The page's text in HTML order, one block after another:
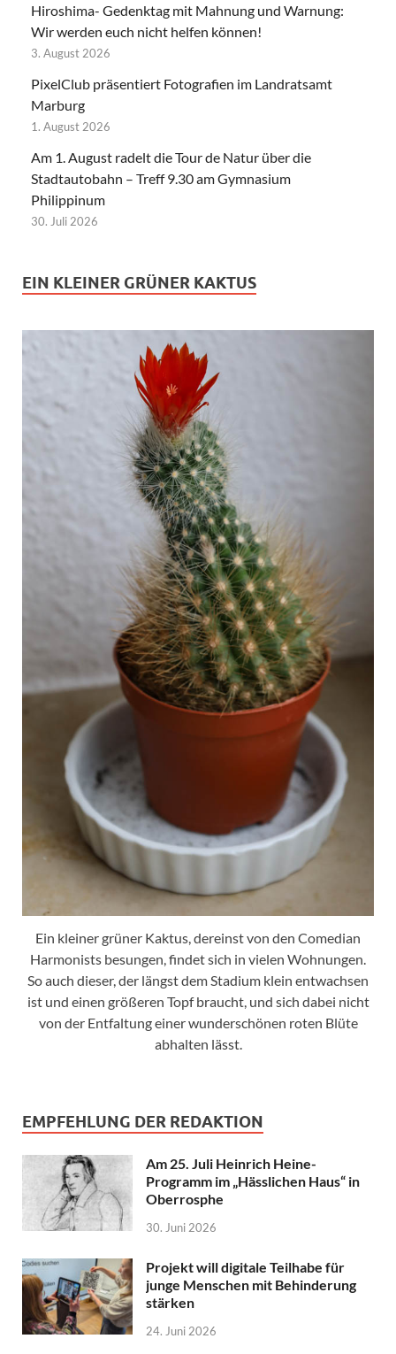
Hiroshima- Gedenktag mit Mahnung und Warnung:
Wir werden euch nicht helfen können!
3. August 2026
PixelClub präsentiert Fotografien im Landratsamt
Marburg
1. August 2026
Am 1. August radelt die Tour de Natur über die
Stadtautobahn – Treff 9.30 am Gymnasium
Philippinum
30. Juli 2026
EIN KLEINER GRÜNER KAKTUS
Ein kleiner grüner Kaktus, dereinst von den Comedian
Harmonists besungen, findet sich in vielen Wohnungen.
So auch dieser, der längst dem Stadium klein entwachsen
ist und einen größeren Topf braucht, und sich dabei nicht
von der Entfaltung einer wunderschönen roten Blüte
abhalten lässt.
EMPFEHLUNG DER REDAKTION
Am 25. Juli Heinrich Heine-
Programm im „Hässlichen Haus“ in
Oberrosphe
30. Juni 2026
Projekt will digitale Teilhabe für
junge Menschen mit Behinderung
stärken
24. Juni 2026